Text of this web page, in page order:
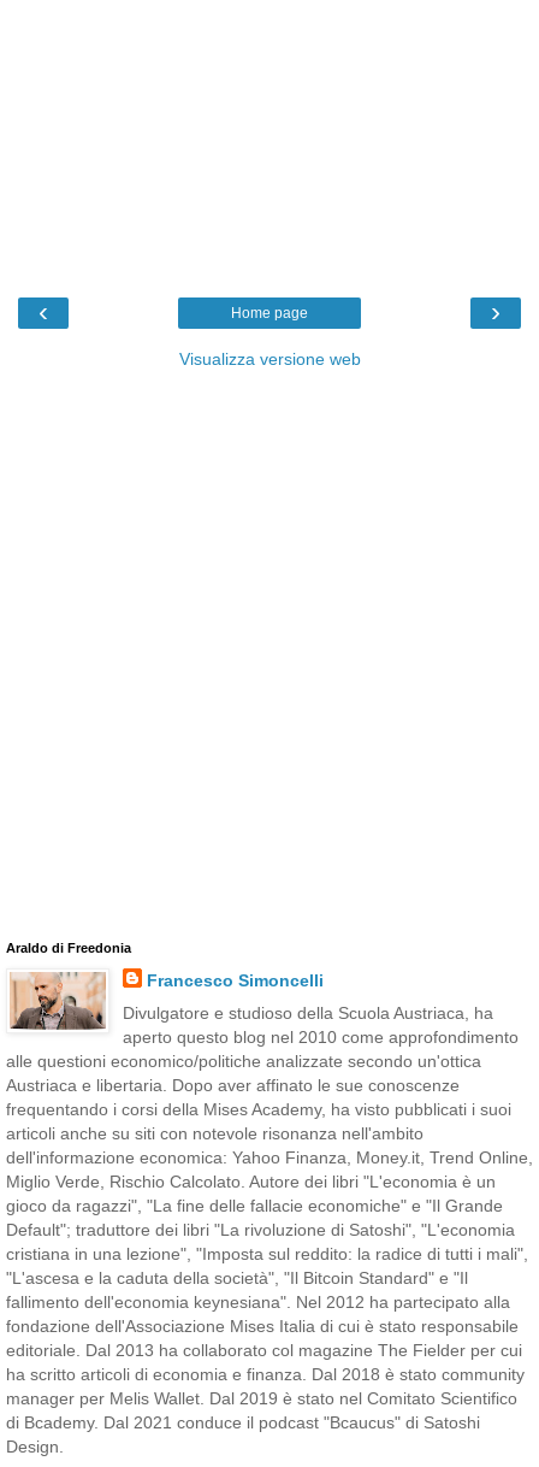
‹ ›
Home page
Visualizza versione web
Araldo di Freedonia
Francesco Simoncelli
Divulgatore e studioso della Scuola Austriaca, ha
aperto questo blog nel 2010 come approfondimento
alle questioni economico/politiche analizzate secondo un'ottica
Austriaca e libertaria. Dopo aver affinato le sue conoscenze
frequentando i corsi della Mises Academy, ha visto pubblicati i suoi
articoli anche su siti con notevole risonanza nell'ambito
dell'informazione economica: Yahoo Finanza, Money.it, Trend Online,
Miglio Verde, Rischio Calcolato. Autore dei libri "L'economia è un
gioco da ragazzi", "La fine delle fallacie economiche" e "Il Grande
Default"; traduttore dei libri "La rivoluzione di Satoshi", "L'economia
cristiana in una lezione", "Imposta sul reddito: la radice di tutti i mali",
"L'ascesa e la caduta della società", "Il Bitcoin Standard" e "Il
fallimento dell'economia keynesiana". Nel 2012 ha partecipato alla
fondazione dell'Associazione Mises Italia di cui è stato responsabile
editoriale. Dal 2013 ha collaborato col magazine The Fielder per cui
ha scritto articoli di economia e finanza. Dal 2018 è stato community
manager per Melis Wallet. Dal 2019 è stato nel Comitato Scientifico
di Bcademy. Dal 2021 conduce il podcast "Bcaucus" di Satoshi
Design.